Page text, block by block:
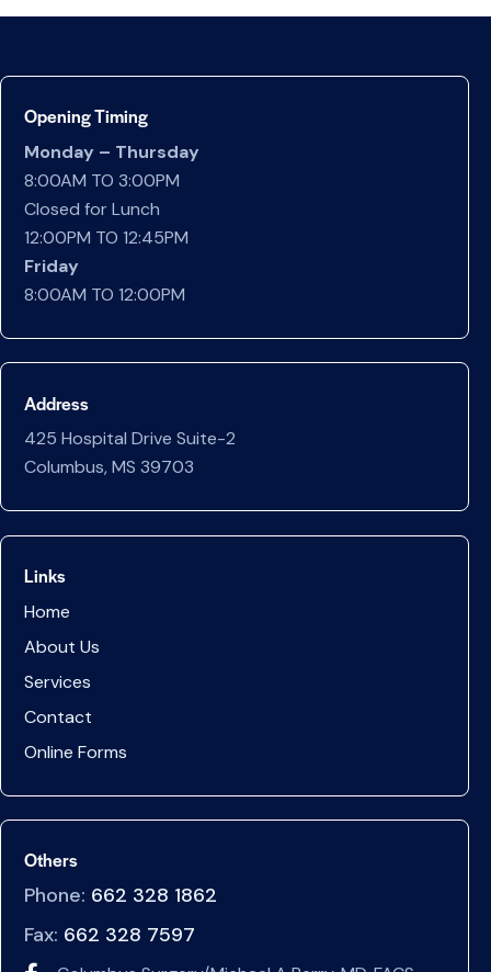
Opening Timing
Monday – Thursday
8:00AM TO 3:00PM
Closed for Lunch
12:00PM TO 12:45PM
Friday
8:00AM TO 12:00PM
Address
425 Hospital Drive Suite-2
Columbus, MS 39703
Links
Home
About Us
Services
Contact
Online Forms
Others
Phone: 662 328 1862
Fax: 662 328 7597